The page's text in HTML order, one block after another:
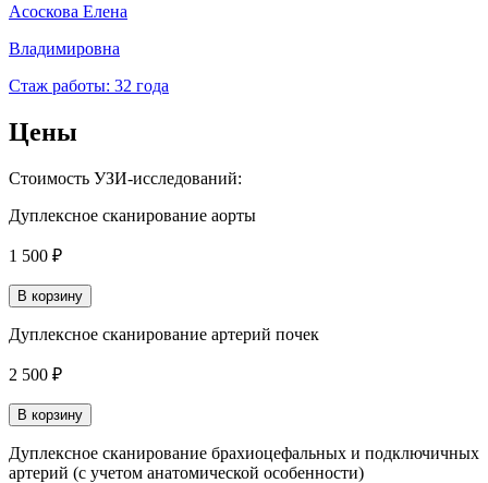
Асоскова Елена
Владимировна
Стаж работы: 32 года
Цены
Стоимость УЗИ-исследований:
Дуплексное сканирование аорты
1 500 ₽
В корзину
Дуплексное сканирование артерий почек
2 500 ₽
В корзину
Дуплексное сканирование брахиоцефальных и подключичных
артерий (с учетом анатомической особенности)